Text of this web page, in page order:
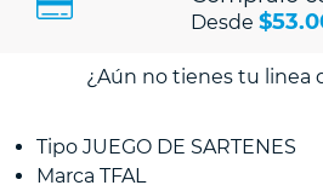
Desde
¿Aún no tienes tu linea
Tipo JUEGO DE SARTENES
Marca TFAL